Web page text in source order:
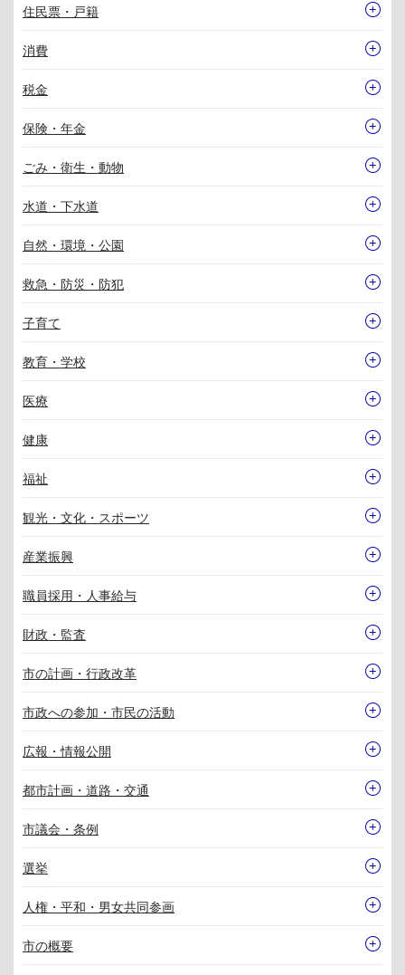
住民票・戸籍
消費
税金
保険・年金
ごみ・衛生・動物
水道・下水道
自然・環境・公園
救急・防災・防犯
子育て
教育・学校
医療
健康
福祉
観光・文化・スポーツ
産業振興
職員採用・人事給与
財政・監査
市の計画・行政改革
市政への参加・市民の活動
広報・情報公開
都市計画・道路・交通
市議会・条例
選挙
人権・平和・男女共同参画
市の概要